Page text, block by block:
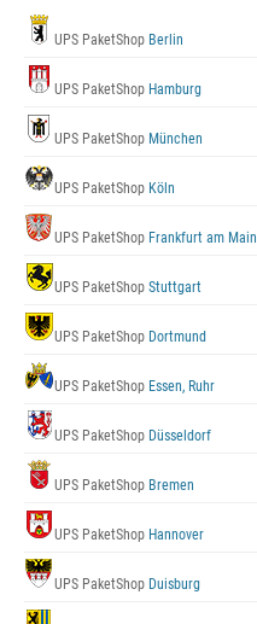
UPS PaketShop Berlin
UPS PaketShop Hamburg
UPS PaketShop München
UPS PaketShop Köln
UPS PaketShop Frankfurt am Main
UPS PaketShop Stuttgart
UPS PaketShop Dortmund
UPS PaketShop Essen, Ruhr
UPS PaketShop Düsseldorf
UPS PaketShop Bremen
UPS PaketShop Hannover
UPS PaketShop Duisburg